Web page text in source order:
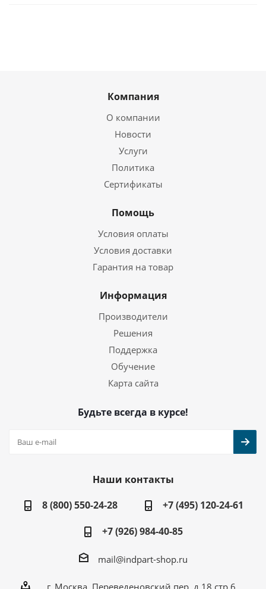
Компания
О компании
Новости
Услуги
Политика
Сертификаты
Помощь
Условия оплаты
Условия доставки
Гарантия на товар
Информация
Производители
Решения
Поддержка
Обучение
Карта сайта
Будьте всегда в курсе!
Наши контакты
8 (800) 550-24-28
+7 (495) 120-24-61
+7 (926) 984-40-85
mail@indpart-shop.ru
г. Москва, Переведеновский пер, д.18 стр.6,